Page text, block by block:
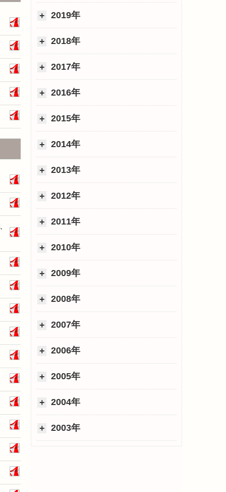
2019年
2018年
2017年
2016年
2015年
2014年
2013年
2012年
2011年
2010年
2009年
2008年
2007年
2006年
2005年
2004年
2003年